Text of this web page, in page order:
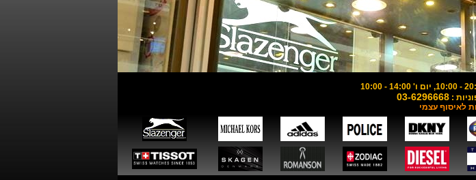
:
03-6296668
לאיסוף עצמי